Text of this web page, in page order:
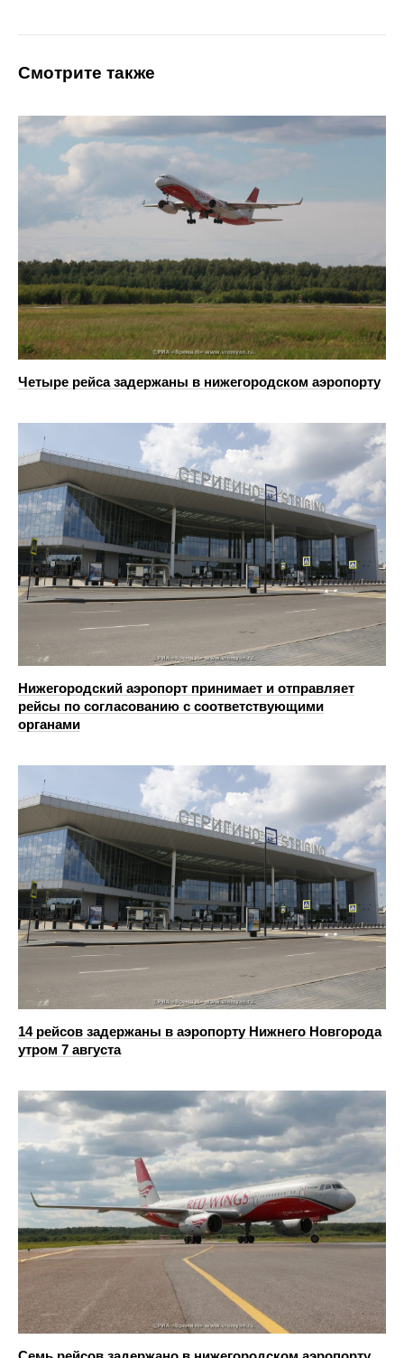
Смотрите также
Четыре рейса задержаны в нижегородском аэропорту
Нижегородский аэропорт принимает и отправляет
рейсы по согласованию с соответствующими
органами
14 рейсов задержаны в аэропорту Нижнего Новгорода
утром 7 августа